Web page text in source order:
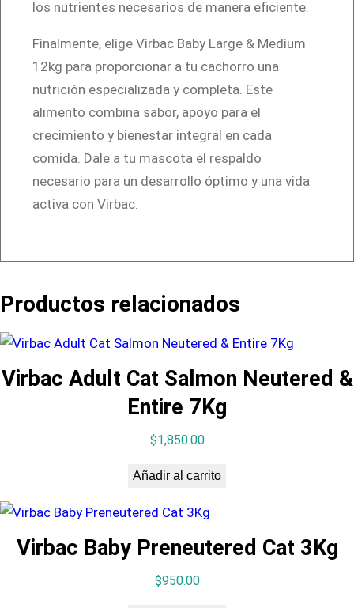
los nutrientes necesarios de manera eficiente.
Finalmente, elige Virbac Baby Large & Medium
12kg para proporcionar a tu cachorro una
nutrición especializada y completa. Este
alimento combina sabor, apoyo para el
crecimiento y bienestar integral en cada
comida. Dale a tu mascota el respaldo
necesario para un desarrollo óptimo y una vida
activa con Virbac.
Productos relacionados
Virbac Adult Cat Salmon Neutered &
Entire 7Kg
$1,850.00
Añadir al carrito
Virbac Baby Preneutered Cat 3Kg
$950.00